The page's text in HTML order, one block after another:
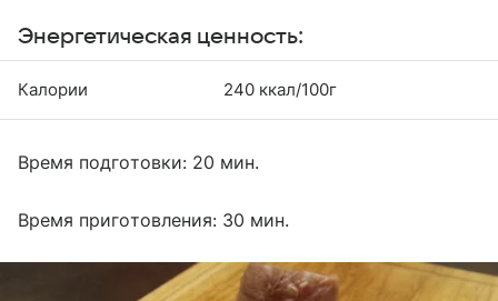
Энергетическая ценность:
Калории 240 ккал/100г
Время подготовки: 20 мин.
Время приготовления: 30 мин.